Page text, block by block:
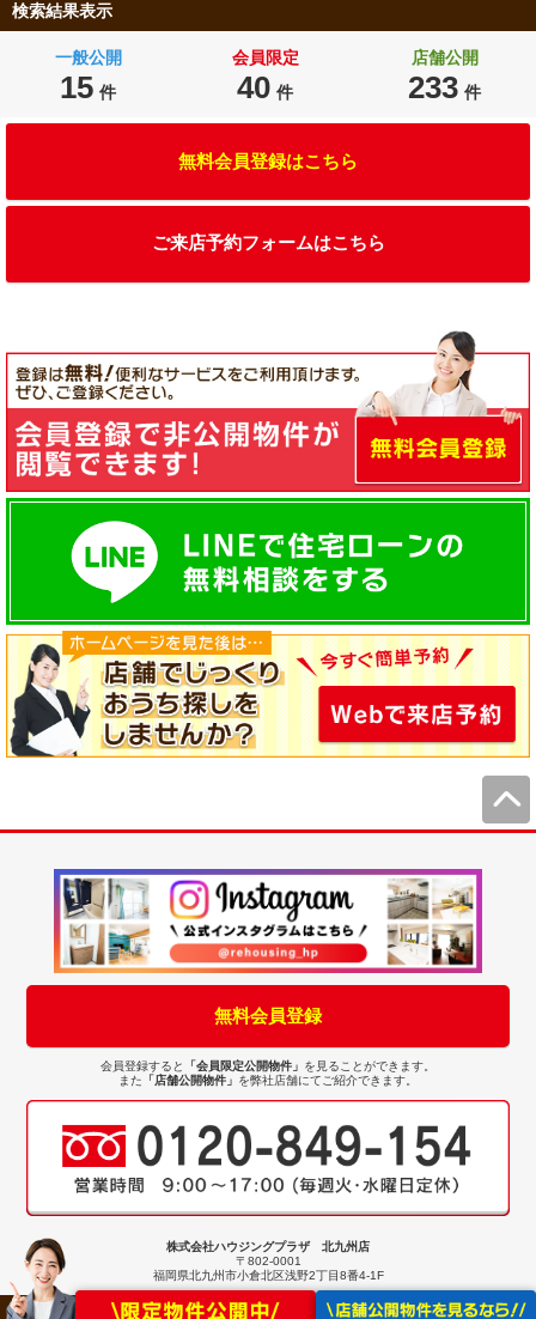
検索結果表示
一般公開
15 件
会員限定
40 件
店舗公開
233 件
無料会員登録はこちら
ご来店予約フォームはこちら
無料会員登録
会員登録すると 「会員限定公開物件」 を見ることができます。
また 「店舗公開物件」 を弊社店舗にてご紹介できます。
株式会社ハウジングプラザ 北九州店
〒802-0001
福岡県北九州市小倉北区浅野2丁目8番4-1F
Copyright(C) ハウジングプラザ中古住宅専門店 All Rights Reserved.